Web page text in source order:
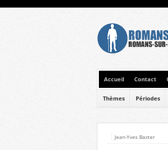
Accueil Contact
Thèmes Périodes
Jean-Yves Baxter